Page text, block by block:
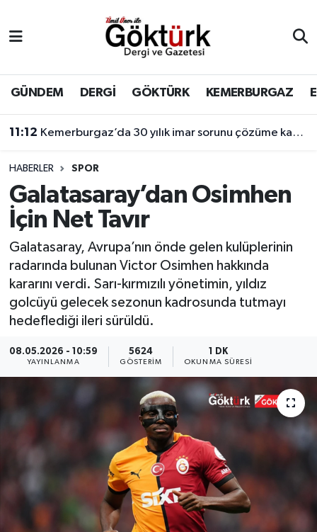
GÜNDEM DERGİ GÖKTÜRK KEMERBURGAZ
11:12 Kemerburgaz’da 30 yılık imar sorunu çözüme kavuşuyor
HABERLER SPOR
Galatasaray’dan Osimhen
İçin Net Tavır
Galatasaray, Avrupa’nın önde gelen kulüplerinin
radarında bulunan Victor Osimhen hakkında
kararını verdi. Sarı-kırmızılı yönetimin, yıldız
golcüyü gelecek sezonun kadrosunda tutmayı
hedeflediği ileri sürüldü.
08.05.2026 - 10:59
YAYINLANMA
5624
GÖSTERIM
1 DK
OKUNMA SÜRESI
BİLİM
DERGİ
DÜNYA
EĞİTİM
GÖKTÜRK
GÜNDEM
KÜLTÜR - SANAT
ÖZEL HABER
SPOR
Eyüpsultan Hava Durumu
Eyüpsultan Trafik Yoğunluk Haritası
Süper Lig Puan Durumu ve Fikstür
Tüm Manşetler
Son Dakika Haberleri